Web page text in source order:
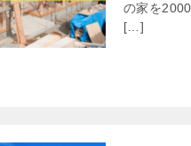
の家を
[…]